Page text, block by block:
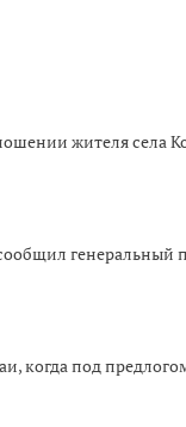
жителя села
генеральный
когда под